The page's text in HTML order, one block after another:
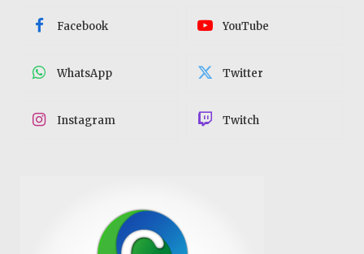
Facebook YouTube
WhatsApp Twitter
Instagram Twitch